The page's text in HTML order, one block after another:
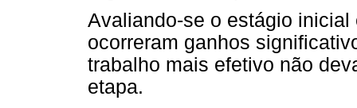
Avaliando-se o estágio
ocorreram ganhos
trabalho mais efetivo não
etapa.